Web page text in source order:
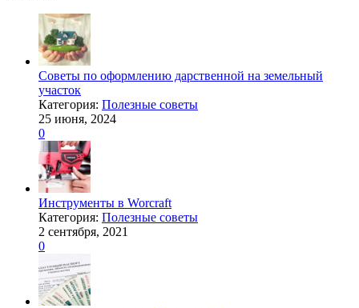
Советы по оформлению дарственной на земельный
участок
Категория: Полезные советы
25 июня, 2024
0
Инструменты в Worcraft
Категория: Полезные советы
2 сентября, 2021
0